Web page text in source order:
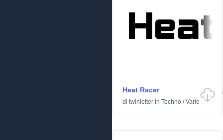
Heat Racer
di twinletter in Techno /Varie